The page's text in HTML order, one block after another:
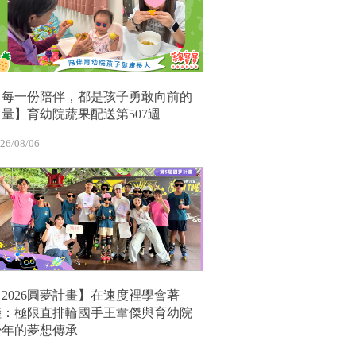
一份陪伴，都是孩子勇敢向前的
】育幼院蔬果配送第507週
08/06
圓夢計畫】在速度裡學會著
極限直排輪國手王韋傑與育幼院
的夢想傳承